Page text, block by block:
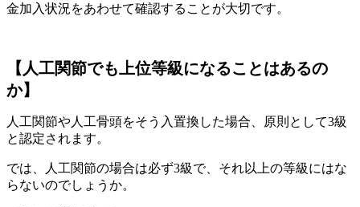
金加入状況をあわせて確認することが大切です。
【人工関節でも上位等級になることはあるの
か】
人工関節や人工骨頭をそう入置換した場合、原則として3級
と認定されます。
では、人工関節の場合は必ず3級で、それ以上の等級にはな
らないのでしょうか。